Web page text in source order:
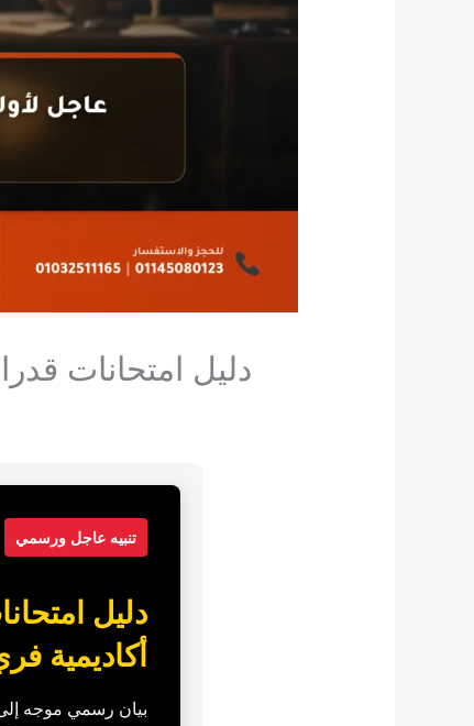
دليل امتحانات قدرات فنون جميلة 2026:
تنبيه عاجل ورسمي
أكاديمية
بيان رسمي موجه إلى